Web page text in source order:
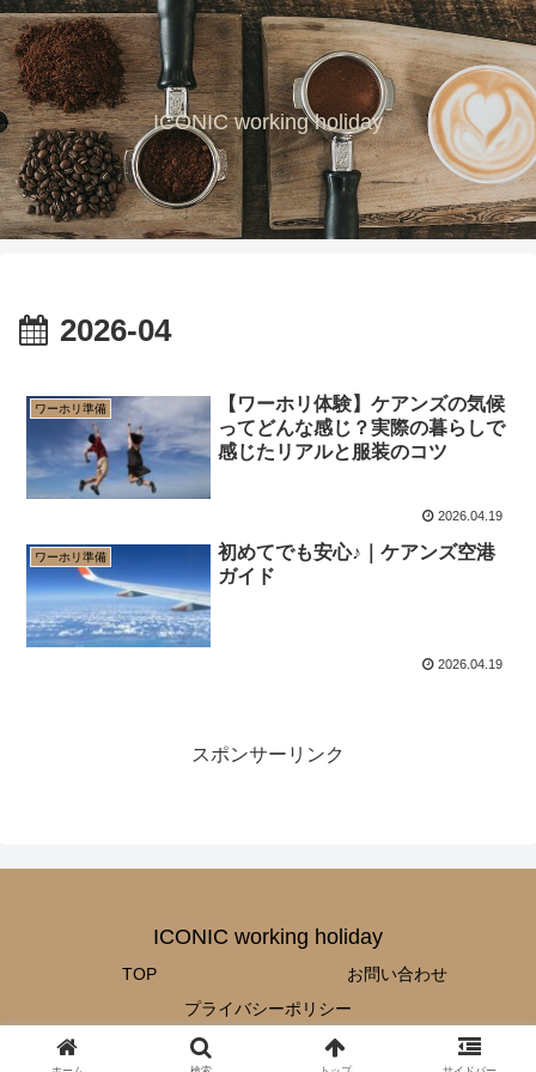
ICONIC working holiday
2026-04
ワーホリ準備
【ワーホリ体験】ケアンズの気候
ってどんな感じ？実際の暮らしで
感じたリアルと服装のコツ
2026.04.19
ワーホリ準備
初めてでも安心♪｜ケアンズ空港
ガイド
2026.04.19
スポンサーリンク
ICONIC working holiday
TOP
お問い合わせ
プライバシーポリシー
© 2025 ICONIC working holiday.